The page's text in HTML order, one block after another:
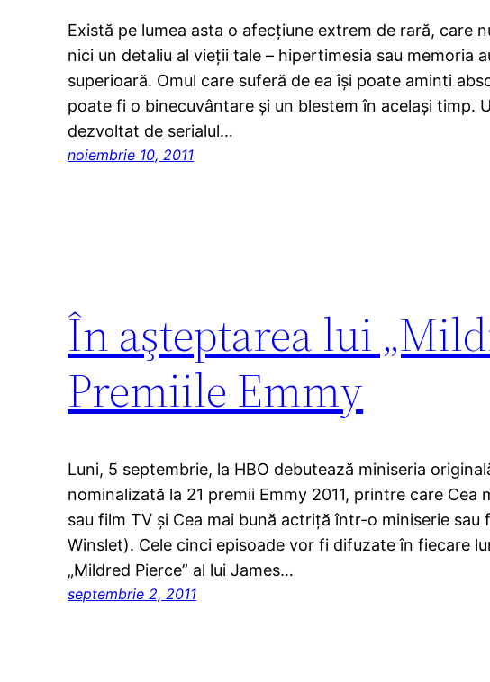
Există pe lumea asta o afecţiune extrem de rară, care
nici un detaliu al vieţii tale – hipertimesia sau memoria
superioară. Omul care suferă de ea îşi poate aminti
poate fi o binecuvântare şi un blestem în acelaşi timp.
dezvoltat de serialul…
noiembrie 10, 2011
În aşteptarea lui
Premiile Emmy
Luni, 5 septembrie, la HBO debutează miniseria
nominalizată la 21 premii Emmy 2011, printre care Cea
sau film TV şi Cea mai bună actriţă într-o miniserie sau
Winslet). Cele cinci episoade vor fi difuzate în fiecare
„Mildred Pierce” al lui James…
septembrie 2, 2011